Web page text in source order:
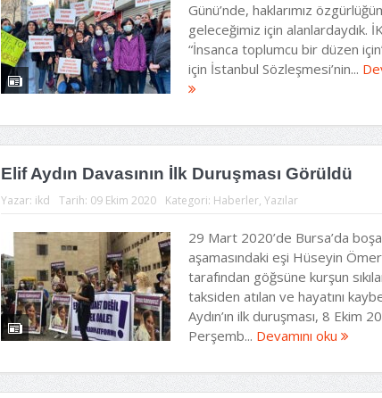
Günü’nde, haklarımız
geleceğimiz için alanlardaydık.
“İnsanca toplumcu bir düzen
için İstanbul Sözleşmesi’nin...
Elif Aydın Davasının İlk Duruşması Görüldü
Yazar: ikd Tarih: 09 Ekim 2020 Kategori: Haberler, Yazılar
29 Mart 2020’de Bursa’da
aşamasındaki eşi Hüseyin Ömer
tarafından göğsüne kurşun
taksiden atılan ve hayatını
Aydın’ın ilk duruşması, 8 Ekim
Perşemb... Devamını oku